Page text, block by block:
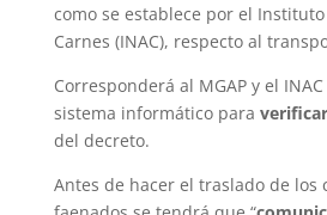
como se establece por el
Carnes (INAC), respecto al
Corresponderá al MGAP y el
sistema informático para
del decreto.
Antes de hacer el traslado de los